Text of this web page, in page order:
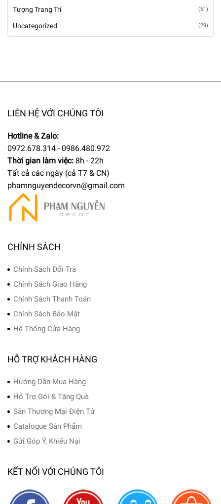
Tượng Trang Trí (61)
Uncategorized (29)
LIÊN HỆ VỚI CHÚNG TÔI
Hotline & Zalo:
0972.678.314 - 0986.480.972
Thời gian làm việc: 8h - 22h
Tất cả các ngày (cả T7 & CN)
phamnguyendecorvn@gmail.com
CHÍNH SÁCH
Chính Sách Đổi Trả
Chính Sách Giao Hàng
Chính Sách Thanh Toán
Chính Sách Bảo Mật
Hệ Thống Cửa Hàng
HỖ TRỢ KHÁCH HÀNG
Hướng Dẫn Mua Hàng
Hỗ Trợ Gói & Tặng Quà
Sàn Thương Mại Điện Tử
Catalogue Sản Phẩm
Gửi Góp Ý, Khiếu Nại
KẾT NỐI VỚI CHÚNG TÔI